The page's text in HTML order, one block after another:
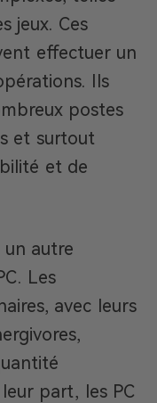
jeux. Ces
effectuer un
Ils
postes
et surtout
et de
un autre
Les
avec leurs
part, les PC